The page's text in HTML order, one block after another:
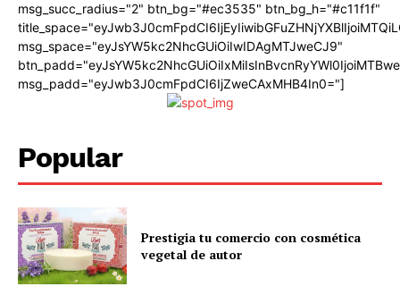
msg_succ_radius="2" btn_bg="#ec3535" btn_bg_h="#c11f1f"
msg_space="eyJsYW5kc2NhcGUiOiIwIDAgMTJweCJ9"
msg_padd="eyJwb3J0cmFpdCI6IjZweCAxMHB4In0="]
Popular
Prestigia tu comercio con cosmética
vegetal de autor